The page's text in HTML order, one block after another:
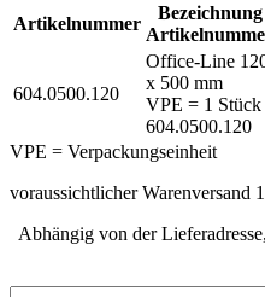
Artikelnummer
Bezeichnung
604.0500.120
Office-Line
x 500 mm
VPE = 1 Stück
604.0500.120
VPE = Verpackungseinheit
voraussichtlicher Warenversand
Abhängig von der